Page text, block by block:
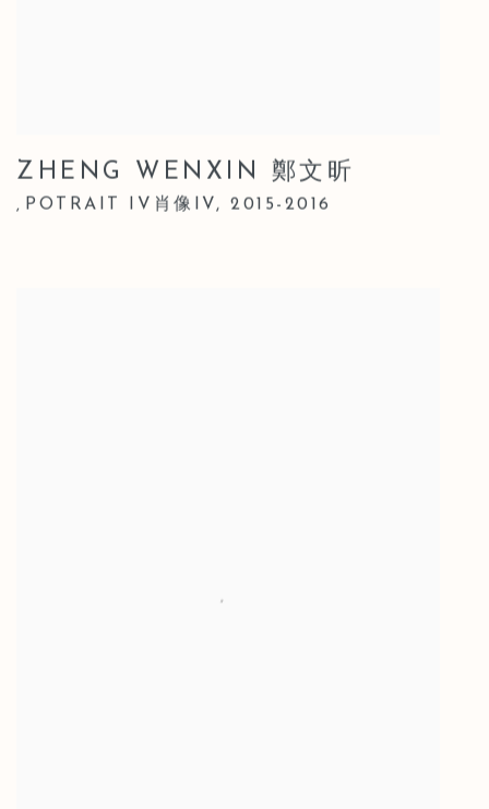
ZHENG WENXIN 鄭文昕
, POTRAIT IV肖像IV, 2015-2016